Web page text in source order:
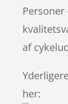
Personer
af
her: